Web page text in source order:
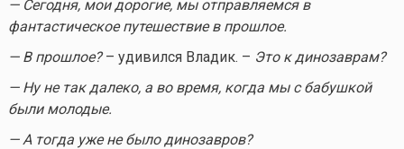
— Сегодня, мои дорогие, мы отправляемся в
фантастическое путешествие в прошлое.
— В прошлое?– удивился Владик. – Это к динозаврам?
— Ну не так далеко, а во время, когда мы с бабушкой
были молодые.
— А тогда уже не было динозавров?